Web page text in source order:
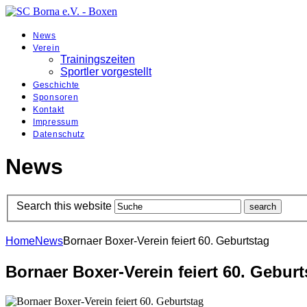
News
Verein
Trainingszeiten
Sportler vorgestellt
Geschichte
Sponsoren
Kontakt
Impressum
Datenschutz
News
Search this website
HomeNewsBornaer Boxer-Verein feiert 60. Geburtstag
Bornaer Boxer-Verein feiert 60.